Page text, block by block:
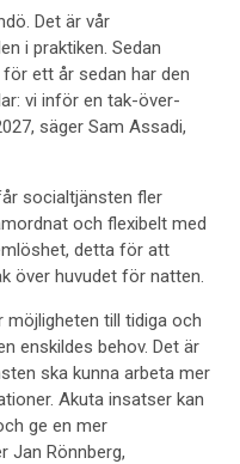
Det är vår
i praktiken. Sedan
ett år sedan har den
vi inför en tak-över-
säger Sam Assadi,
socialtjänsten fler
och flexibelt med
detta för att
över huvudet för natten.
möjligheten till tidiga och
enskildes behov. Det är
ska kunna arbeta mer
Akuta insatser kan
ge en mer
Jan Rönnberg,